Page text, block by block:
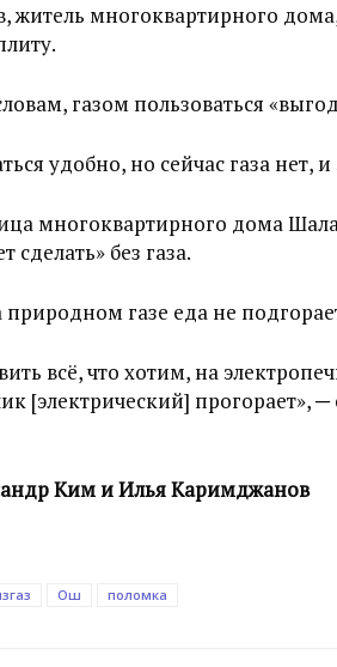
житель многоквартирного
газом пользоваться
удобно, но сейчас газа нет,
многоквартирного дома
сделать» без газа.
газе еда не
всё, что хотим, на
[электрический] прогорает»,
Ким и Илья Каримджанов
Ош поломка